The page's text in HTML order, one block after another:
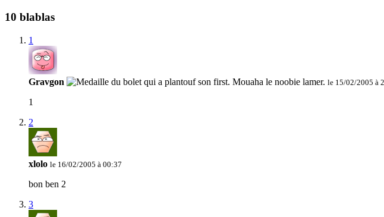
10 blablas
1
Gravgon le 15/02/2005 à
1
2
xlolo le 16/02/2005 à 00:37
bon ben 2
3